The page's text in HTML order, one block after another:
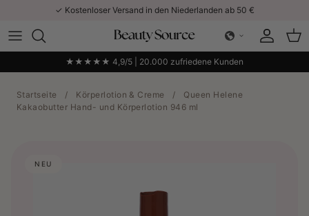
Direkt zum Inhalt✓ Kostenloser Versand in den Niederlanden ab 50 €
Konto
★★★★★ 4,9/5 | 20.000 zufriedene Kunden
Startseite / Körperlotion & Creme /
Queen Helene
Kakaobutter Hand- und Körperlotion 946 ml
NEU